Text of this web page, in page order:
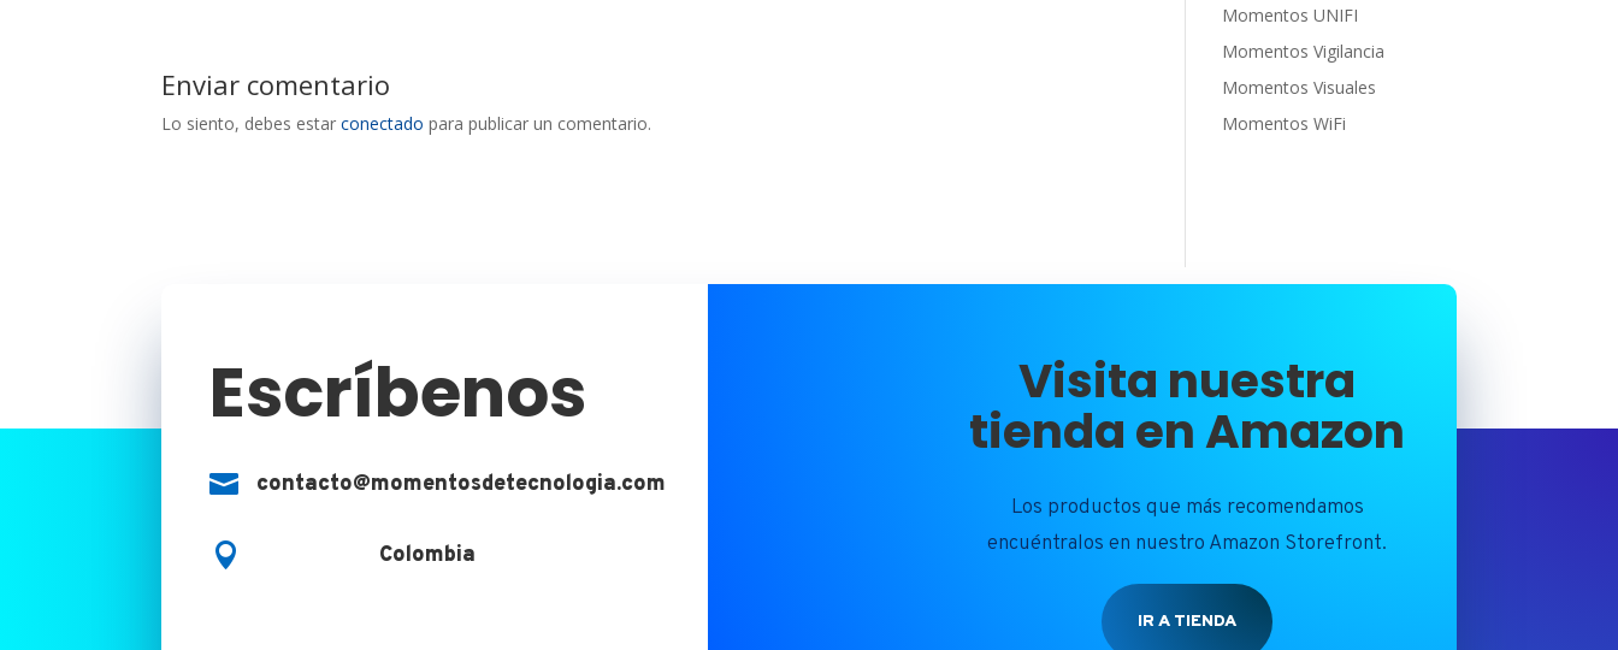
Enviar comentario
Lo siento, debes estarconectado para publicar un comentario.
Momentos UNIFI
Momentos Vigilancia
Momentos Visuales
Momentos WiFi
Escríbenos
 contacto@momentosdetecnologia.com
 Colombia
Visita nuestra
tienda en Amazon
Los productos que más recomendamos
encuéntralos en nuestro Amazon Storefront.
IR A TIENDA